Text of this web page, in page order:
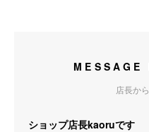
MESSAGE
店長か
ショップ店長kaoruです